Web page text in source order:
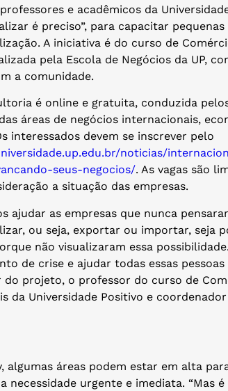
e acadêmicos da
é preciso”, para capacitar
A iniciativa é do curso de
pela Escola de Negócios da UP,
a comunidade.
é online e gratuita, conduzida
áreas de negócios internacionais,
interessados devem se inscrever pelo
noticias/
seus-negocios/. As vagas são
a situação das empresas.
ajudar as empresas que nunca
ou seja, exportar ou importar, seja
não visualizaram essa
de crise e ajudar todas essas
do projeto, o professor do curso de
da Universidade Positivo e
algumas áreas podem estar em alta
necessidade urgente e imediata. “Mas